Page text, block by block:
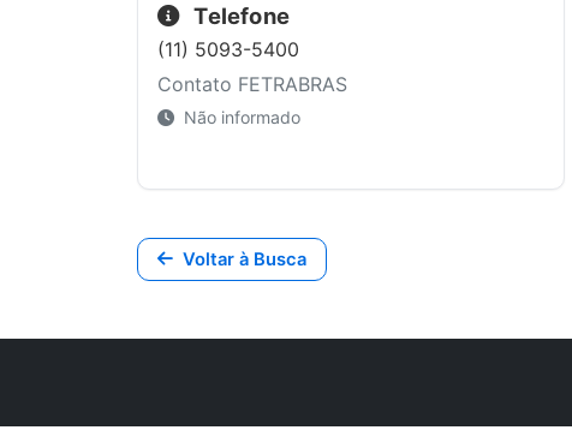
Telefone
(11) 5093-5400
Contato FETRABRAS
Não informado
Voltar à Busca